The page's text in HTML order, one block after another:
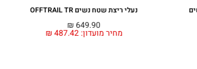
נעלי ריצת שטח נשים OFFTRAIL TR
₪487.42